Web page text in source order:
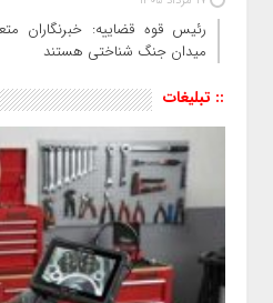
رئیس قوه قضاییه: خبرنگاران
میدان جنگ شناختی هستند
:: تبلیغات